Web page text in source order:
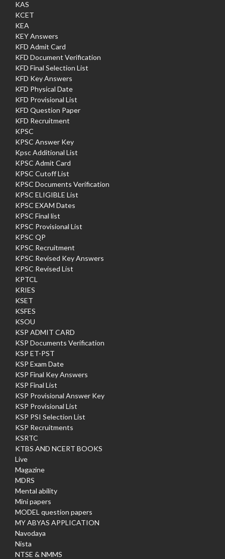
KAS
KCET
KEA
KEY Answers
KFD Admit Card
KFD Document Verification
KFD Final Selection List
KFD Key Answers
KFD Physical Date
KFD Provisional List
KFD Question Paper
KFD Recruitment
KPSC
KPSC Answer Key
Kpsc Additional List
KPSC Admit Card
KPSC Cutoff List
KPSC Documents Verification
KPSC ELIGIBLE List
KPSC EXAM Dates
KPSC Final list
KPSC Provisional List
KPSC QP
KPSC Recruitment
KPSC Revised Key Answers
KPSC Revised List
KPTCL
KRIES
KSET
KSFES
KSOU
KSP ADMIT CARD
KSP Documents Verification
KSP ET-PST
KSP Exam Date
KSP Final Key Answers
KSP Final List
KSP Provisional Answer Key
KSP Provisional List
KSP PSI Selection List
KSP Recruitments
KSRTC
KTBS AND NCERT BOOKS
Live
Magazine
MDRS
Mental ability
Mini papers
MODEL question papers
MY ABYAS APPLICATION
Navodaya
Nista
NTSE & NMMS